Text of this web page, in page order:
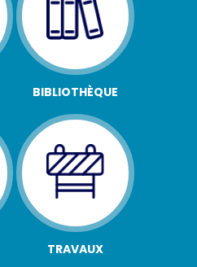
BIBLIOTHÈQUE
TRAVAUX